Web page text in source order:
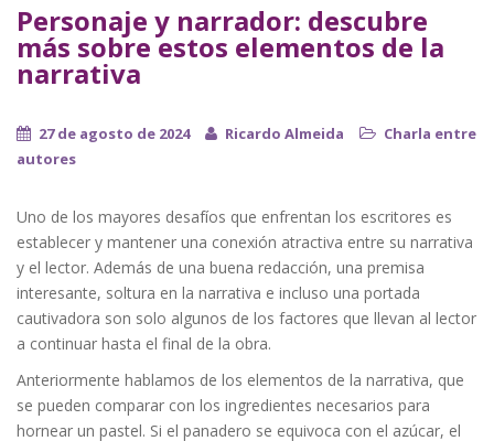
Personaje y narrador: descubre
más sobre estos elementos de la
narrativa
27 de agosto de 2024 Ricardo Almeida
Charla entre
autores
Uno de los mayores desafíos que enfrentan los escritores es
establecer y mantener una conexión atractiva entre su narrativa
y el lector. Además de una buena redacción, una premisa
interesante, soltura en la narrativa e incluso una portada
cautivadora son solo algunos de los factores que llevan al lector
a continuar hasta el final de la obra.
Anteriormente hablamos de los elementos de la narrativa, que
se pueden comparar con los ingredientes necesarios para
hornear un pastel. Si el panadero se equivoca con el azúcar, el